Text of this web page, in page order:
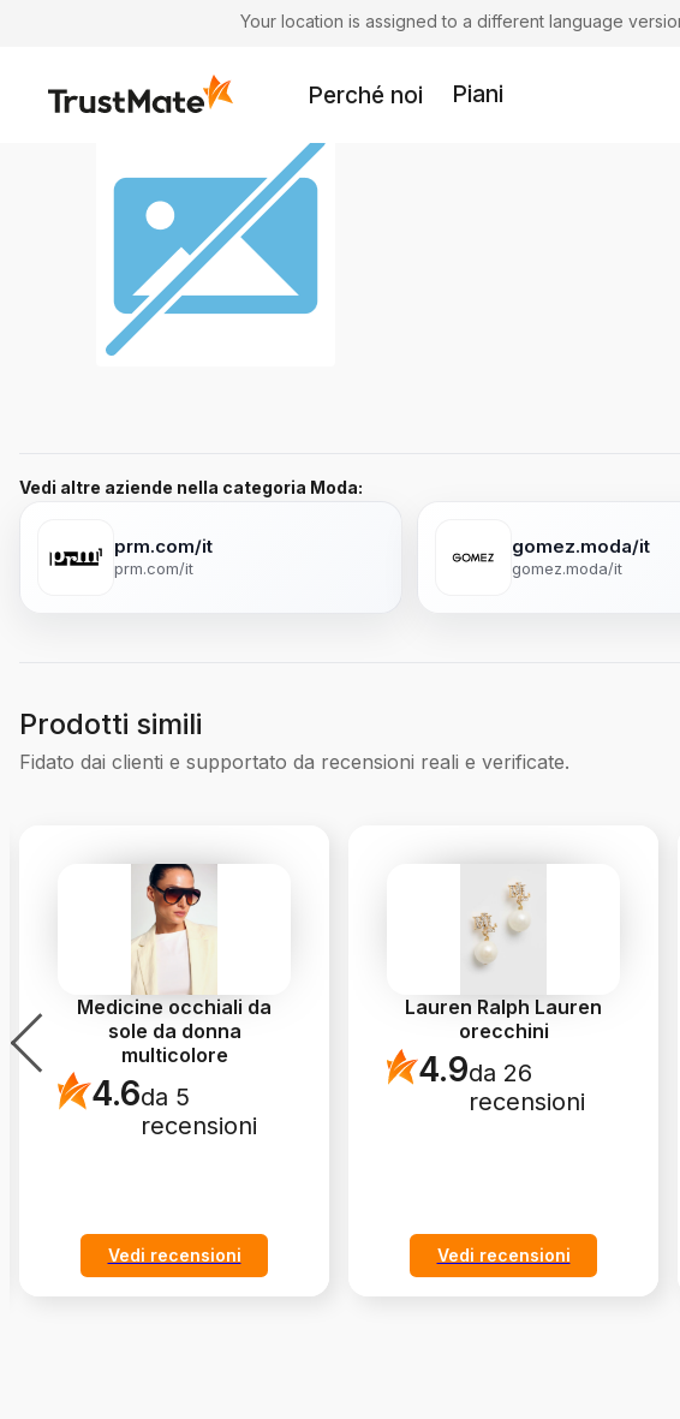
Your location is assigned to a different language
Perché noi Piani
Vedi altre aziende nella categoria Moda:
prm.com/it
prm.com/it
gomez.moda/it
gomez.moda/it
Prodotti simili
Fidato dai clienti e supportato da recensioni reali e verificate.
Medicine occhiali da
sole da donna
multicolore
4.6da 5
recensioni
Vedi recensioni
Lauren Ralph Lauren
orecchini
4.9da 26
recensioni
Vedi recensioni